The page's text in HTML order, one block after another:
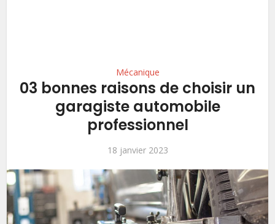
Mécanique
03 bonnes raisons de choisir un
garagiste automobile
professionnel
18 janvier 2023